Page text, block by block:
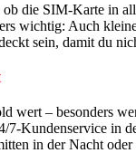
die SIM-Karte in
wichtig: Auch
sein, damit du
wert – besonders
7-Kundenservice in
in der Nacht oder